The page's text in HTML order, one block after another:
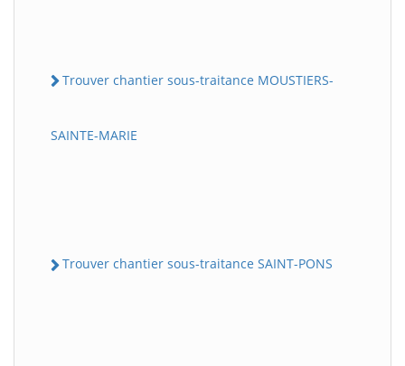
Trouver chantier sous-traitance MOUSTIERS-
SAINTE-MARIE
Trouver chantier sous-traitance SAINT-PONS